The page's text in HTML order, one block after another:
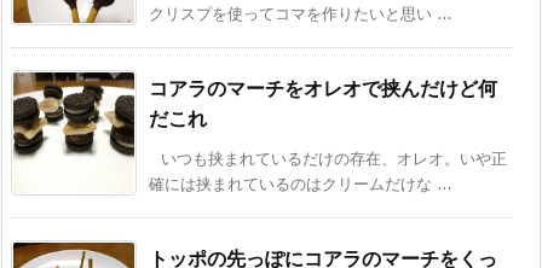
クリスプを使ってコマを作りたいと思い ...
コアラのマーチをオレオで挟んだけど何
だこれ
いつも挟まれているだけの存在、オレオ。いや正
確には挟まれているのはクリームだけな ...
トッポの先っぽにコアラのマーチをくっ